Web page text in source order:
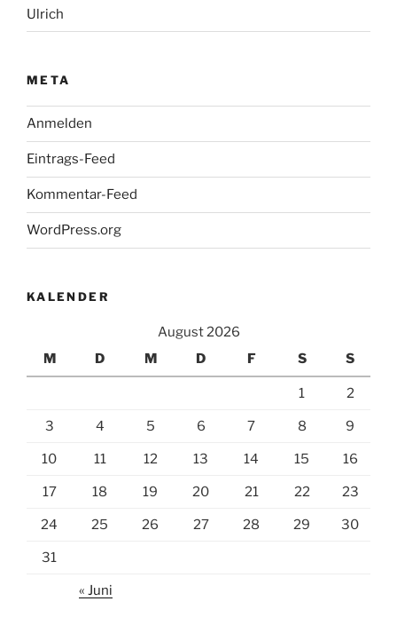
Ulrich
META
Anmelden
Eintrags-Feed
Kommentar-Feed
WordPress.org
KALENDER
August 2026
M
D M D F S S
1 2
3 4 5 6 7 8 9
10 11 12 13 14 15 16
17 18 19 20 21 22 23
24 25 26 27 28 29 30
31
« Juni